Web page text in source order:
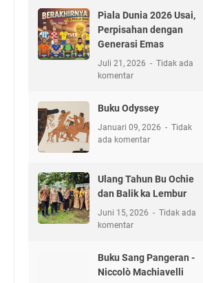
Piala Dunia 2026 Usai,
Perpisahan dengan
Generasi Emas
Juli 21, 2026
Tidak ada
komentar
Buku Odyssey
Januari 09, 2026
Tidak
ada komentar
Ulang Tahun Bu Ochie
dan Balik ka Lembur
Juni 15, 2026
Tidak ada
komentar
Buku Sang Pangeran -
Niccolò Machiavelli